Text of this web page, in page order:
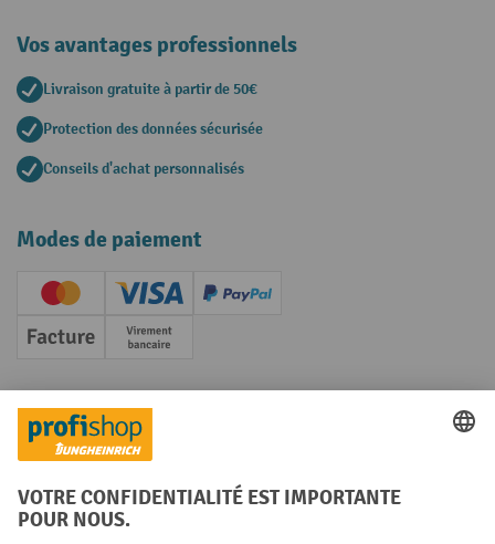
Vos avantages professionnels
Livraison gratuite à partir de 50€
Protection des données sécurisée
Conseils d'achat personnalisés
Modes de paiement
Creditcard (Master)Creditcard (Visa)
PayPal
Facture Paiement anticipé
Réseaux sociaux
Facebook
YouTube
LinkedInInstagram